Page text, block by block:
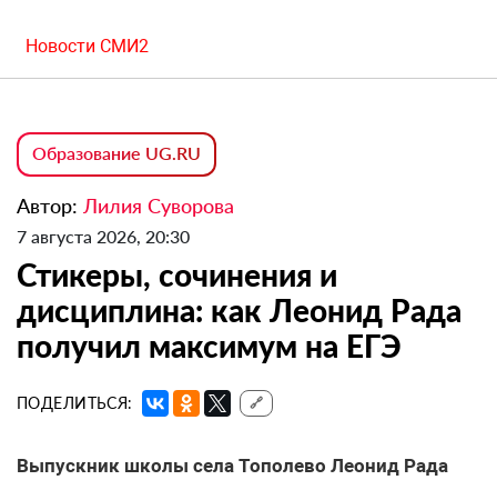
Новости СМИ2
Образование UG.RU
Автор: Лилия Суворова
7 августа 2026, 20:30
Стикеры, сочинения и
дисциплина: как Леонид Рада
получил максимум на ЕГЭ
ПОДЕЛИТЬСЯ: 🔗
Выпускник школы села Тополево Леонид Рада